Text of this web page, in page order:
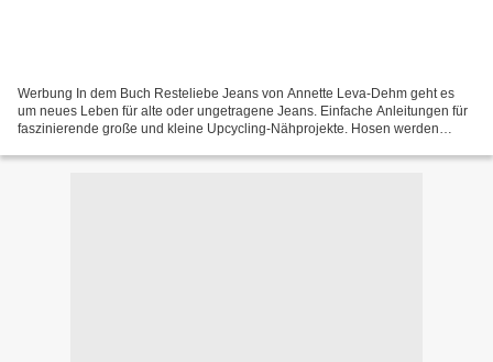
Werbung In dem Buch Resteliebe Jeans von Annette Leva-Dehm geht es
um neues Leben für alte oder ungetragene Jeans. Einfache Anleitungen für
faszinierende große und kleine Upcycling-Nähprojekte. Hosen werden